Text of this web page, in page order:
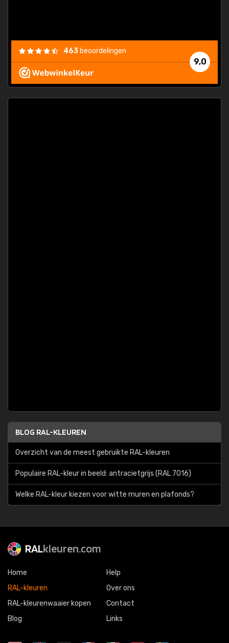
9,0
463 beoordelingen
BLOG RAL-KLEUREN
Overzicht van de meest gebruikte RAL-kleuren
Populaire RAL-kleur in beeld: antracietgrijs (RAL 7016)
Welke RAL-kleur kiezen voor witte muren en plafonds?
RALkleuren.com
Home
RAL-kleuren
RAL-kleurenwaaier kopen
Blog
Help
Over ons
Contact
Links